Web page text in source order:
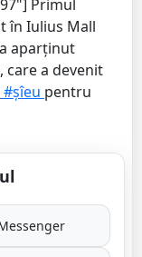
Primul
în Iulius Mall
aparținut
care a devenit
#șîeu pentru